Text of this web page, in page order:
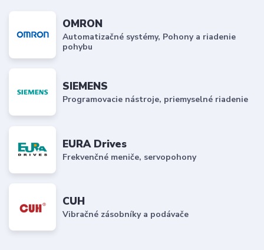
OMRON
Automatizačné systémy, Pohony a riadenie
pohybu
SIEMENS
Programovacie nástroje, priemyselné riadenie
EURA Drives
Frekvenčné meniče, servopohony
CUH
Vibračné zásobníky a podávače